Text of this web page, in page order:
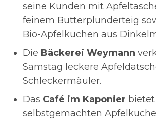
seine Kunden mit
feinem Butterplunderteig
Bio-Apfelkuchen aus
Die Bäckerei Weymann
Samstag leckere
Schleckermäuler.
Das Café im Kaponier bietet
selbstgemachten